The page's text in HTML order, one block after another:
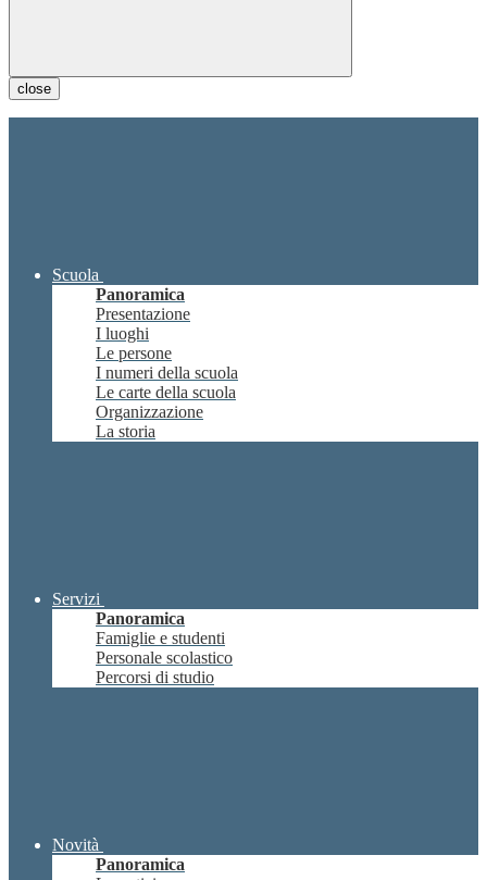
close
Scuola
Panoramica
Presentazione
I luoghi
Le persone
I numeri della scuola
Le carte della scuola
Organizzazione
La storia
Servizi
Panoramica
Famiglie e studenti
Personale scolastico
Percorsi di studio
Novità
Panoramica